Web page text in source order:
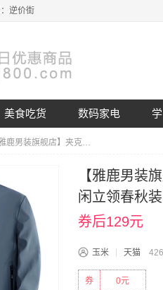
逆价街
美食吃货 数码家电
【雅鹿男装旗舰店】夹克外套防风商务休闲立领春秋装男
【雅鹿男装
闲立领春秋
券后129元
玉米 天猫
0元
券